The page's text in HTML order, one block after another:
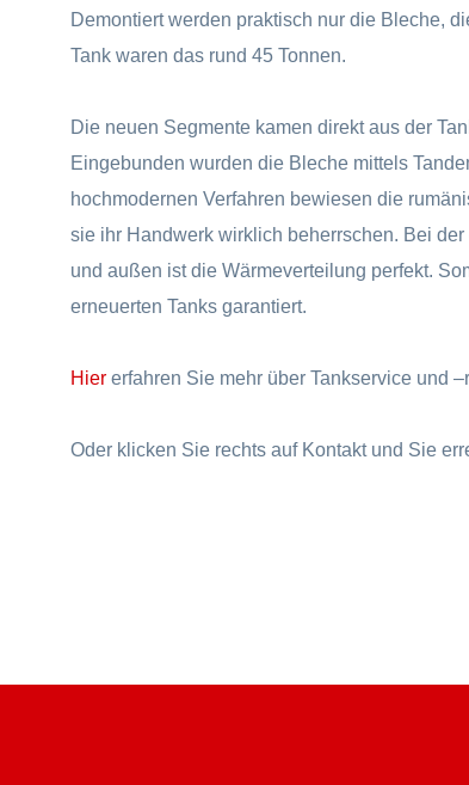
Demontiert werden praktisch nur die Bleche,
Tank waren das rund 45 Tonnen.
Die neuen Segmente kamen direkt aus der
Eingebunden wurden die Bleche mittels
hochmodernen Verfahren bewiesen die
sie ihr Handwerk wirklich beherrschen. Bei
und außen ist die Wärmeverteilung perfekt.
erneuerten Tanks garantiert.
Hier erfahren Sie mehr über Tankservice und
Oder klicken Sie rechts auf Kontakt und Sie